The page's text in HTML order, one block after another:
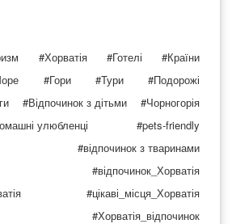
#Хорватія #Готелі
#Країни
#Гори #Тури
#Подорожі
#Відпочинок з дітьми
#Чорногорія
улюбленці
#pets-friendly
#відпочинок з тваринами
#відпочинок_Хорватія
#цікаві_місця_Хорватія
#Хорватія_відпочинок